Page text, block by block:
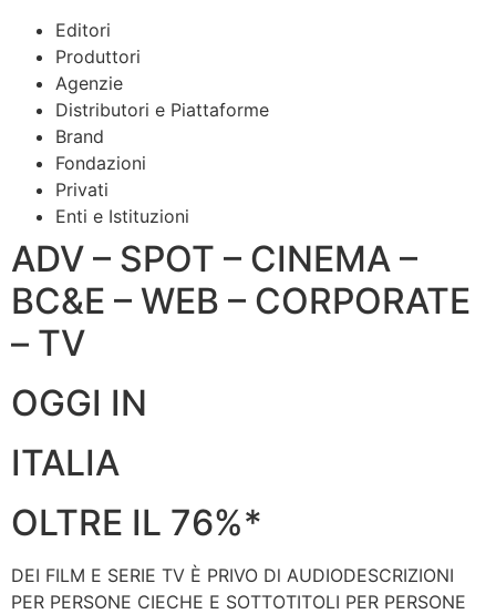
Editori
Produttori
Agenzie
Distributori e Piattaforme
Brand
Fondazioni
Privati
Enti e Istituzioni
ADV – SPOT – CINEMA –
BC&E – WEB – CORPORATE
– TV
OGGI IN
ITALIA
OLTRE IL 76%*
DEI FILM E SERIE TV È PRIVO Dl AUDIODESCRIZIONI
PER PERSONE CIECHE E SOTTOTITOLI PER PERSONE